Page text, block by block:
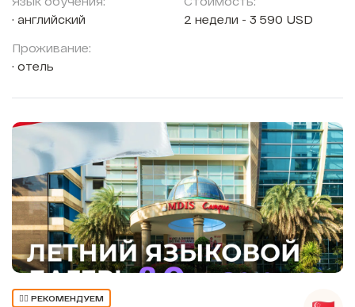
английский
Проживание:
отель
2 недели - 3 590 USD
👍🏼 РЕКОМЕНДУЕМ